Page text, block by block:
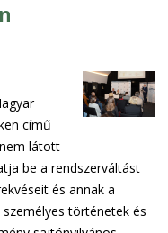
című
látott
be a rendszerváltást
és annak a
történetek és